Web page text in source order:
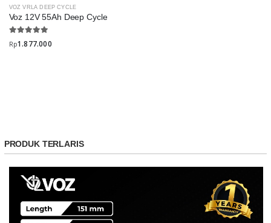
VOZ VRLA DEEP CYCLE
Voz 12V 55Ah Deep Cycle
Rp1.877.000
PRODUK TERLARIS